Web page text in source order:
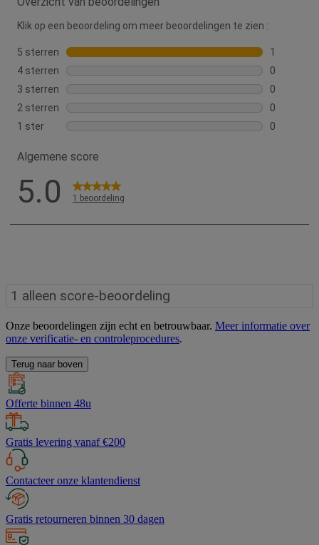
Onze beoordelingen zijn echt en betrouwbaar. Meer informatie over
onze verificatie- en controleprocedures.
Terug naar boven
Offerte binnen 48u
Gratis levering vanaf €200
Contacteer onze klantendienst
Gratis retourneren binnen 30 dagen